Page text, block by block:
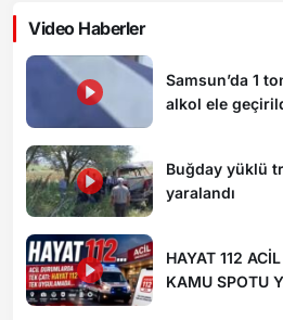
Video Haberler
Samsun’da 1
alkol ele
Buğday yüklü
yaralandı
HAYAT 112
KAMU SPOTU